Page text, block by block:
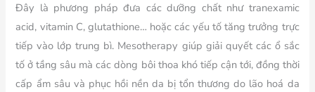
Đây là phương pháp đưa các dưỡng chất như tranexamic
acid, vitamin C, glutathione… hoặc các yếu tố tăng trưởng trực
tiếp vào lớp trung bì. Mesotherapy giúp giải quyết các ổ sắc
tố ở tầng sâu mà các dòng bôi thoa khó tiếp cận tới, đồng thời
cấp ẩm sâu và phục hồi nền da bị tổn thương do lão hoá da